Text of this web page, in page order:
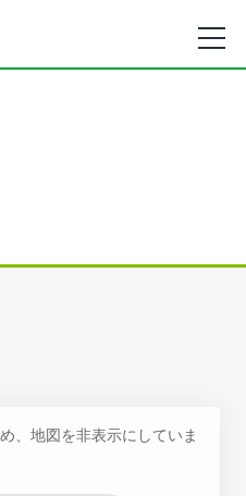
、地図を非表示にしていま